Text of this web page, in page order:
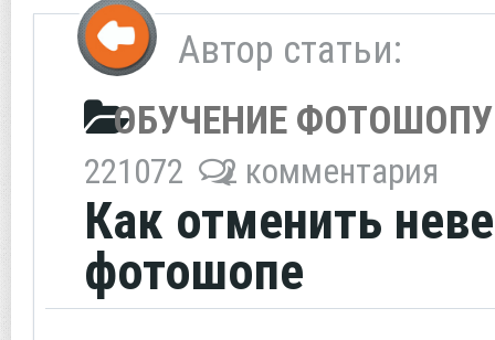
Автор статьи:
ОБУЧЕНИЕ ФОТОШОПУ
221072 2 комментария
Как отменить
фотошопе